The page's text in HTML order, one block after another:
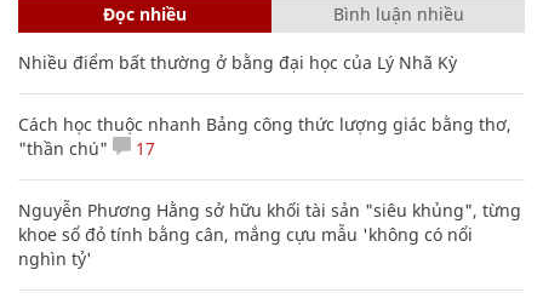
Đọc nhiều Bình luận nhiều
Nhiều điểm bất thường ở bằng đại học của Lý Nhã Kỳ
Cách học thuộc nhanh Bảng công thức lượng giác bằng thơ,
"thần chú"
17
Nguyễn Phương Hằng sở hữu khối tài sản "siêu khủng", từng
khoe sổ đỏ tính bằng cân, mắng cựu mẫu 'không có nổi
nghìn tỷ'